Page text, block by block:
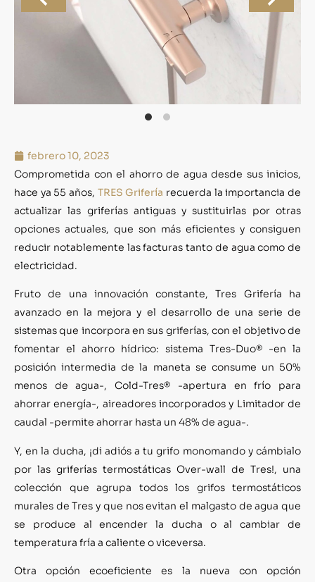
febrero 10, 2023
Comprometida con el ahorro de agua desde sus inicios,
hace ya 55 años, TRES Grifería recuerda la importancia de
actualizar las griferías antiguas y sustituirlas por otras
opciones actuales, que son más eficientes y consiguen
reducir notablemente las facturas tanto de agua como de
electricidad.
Fruto de una innovación constante, Tres Grifería ha
avanzado en la mejora y el desarrollo de una serie de
sistemas que incorpora en sus griferías, con el objetivo de
fomentar el ahorro hídrico: sistema Tres-Duo® -en la
posición intermedia de la maneta se consume un 50%
menos de agua-, Cold-Tres® -apertura en frío para
ahorrar energía-, aireadores incorporados y Limitador de
caudal -permite ahorrar hasta un 48% de agua-.
Y, en la ducha, ¡di adiós a tu grifo monomando y cámbialo
por las griferías termostáticas Over-wall de Tres!, una
colección que agrupa todos los grifos termostáticos
murales de Tres y que nos evitan el malgasto de agua que
se produce al encender la ducha o al cambiar de
temperatura fría a caliente o viceversa.
Otra opción ecoeficiente es la nueva con opción